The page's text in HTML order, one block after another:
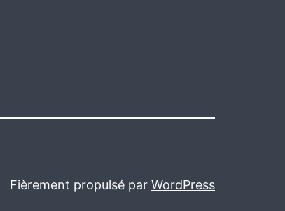
Fièrement propulsé par WordPress